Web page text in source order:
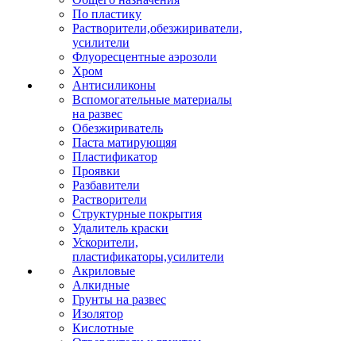
По пластику
Растворители,обезжириватели,
усилители
Флуоресцентные аэрозоли
Хром
Антисиликоны
Вспомогательные материалы
на развес
Обезжириватель
Паста матирующяя
Пластификатор
Проявки
Разбавители
Растворители
Структурные покрытия
Удалитель краски
Ускорители,
пластификаторы,усилители
Акриловые
Алкидные
Грунты на развес
Изолятор
Кислотные